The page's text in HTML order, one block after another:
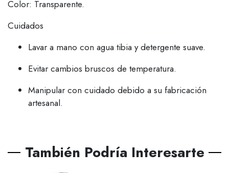
Color: Transparente.
Cuidados
Lavar a mano con agua tibia y detergente suave.
Evitar cambios bruscos de temperatura.
Manipular con cuidado debido a su fabricación
artesanal.
También Podría Interesarte